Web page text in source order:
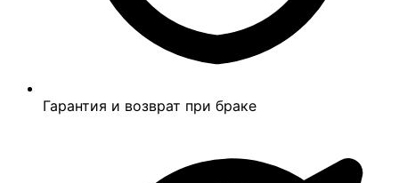
Гарантия и возврат при браке